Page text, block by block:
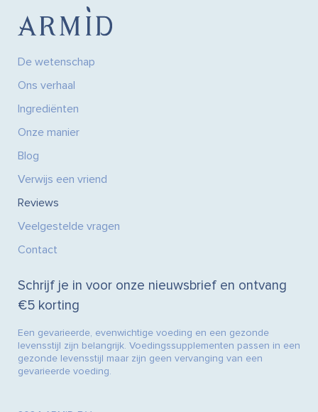
De wetenschap
Ons verhaal
Ingrediënten
Onze manier
Blog
Verwijs een vriend
Reviews
Veelgestelde vragen
Contact
Schrijf je in voor onze nieuwsbrief en ontvang
€5 korting
Een gevarieerde, evenwichtige voeding en een gezonde
levensstijl zijn belangrijk. Voedingssupplementen passen in een
gezonde levensstijl maar zijn geen vervanging van een
gevarieerde voeding.